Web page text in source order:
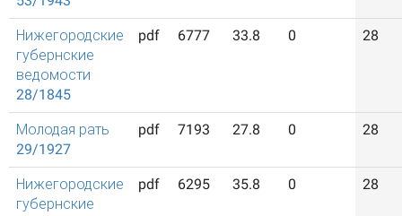
Нижегородские
губернские
ведомости
28/1845
pdf 6777 33.8 0 28
Молодая рать
29/1927
pdf 7193 27.8 0 28
Нижегородские
губернские
pdf 6295 35.8 0 28